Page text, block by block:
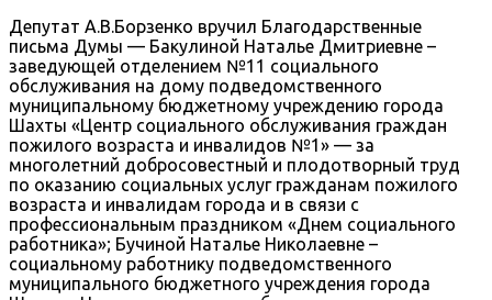
Депутат А.В.Борзенко вручил Благодарственные
письма Думы — Бакулиной Наталье Дмитриевне –
заведующей отделением №11 социального
обслуживания на дому подведомственного
муниципальному бюджетному учреждению города
Шахты «Центр социального обслуживания граждан
пожилого возраста и инвалидов №1» — за
многолетний добросовестный и плодотворный труд
по оказанию социальных услуг гражданам пожилого
возраста и инвалидам города и в связи с
профессиональным праздником «Днем социального
работника»; Бучиной Наталье Николаевне –
социальному работнику подведомственного
муниципального бюджетного учреждения города